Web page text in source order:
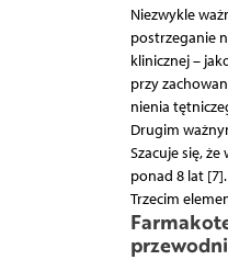
Niezwykle
postrzeganie
klinicznej –
przy
nienia
Drugim
Szacuje się,
ponad 8 lat [7].
Trzecim